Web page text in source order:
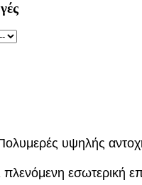
υψηλής
πλενόμενη εσωτερική